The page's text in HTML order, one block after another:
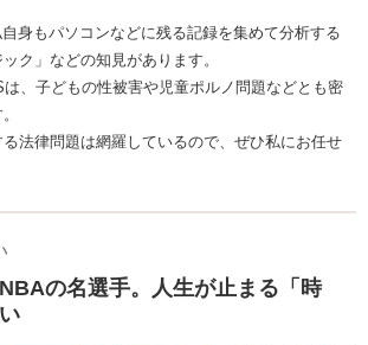
身もパソコンなどに残る記録を集めて分析する
ク」などの知見があります。
、子どもの性被害や児童ポルノ問題などとも密
法律問題は網羅しているので、ぜひ私にお任せ
の名選手。人生が止まる「時